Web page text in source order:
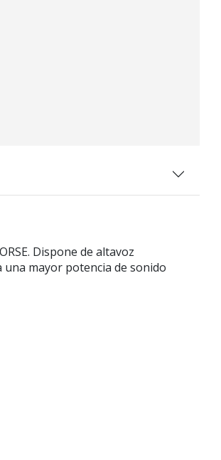
Dispone de altavoz
mayor potencia de sonido